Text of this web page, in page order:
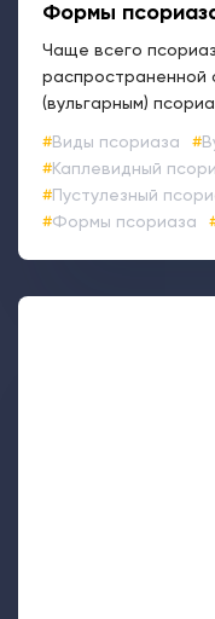
Формы
Чаще всего
распространенной
(вульгарным)
Виды псориаза
Каплевидный
Пустулезный
Формы псориаза